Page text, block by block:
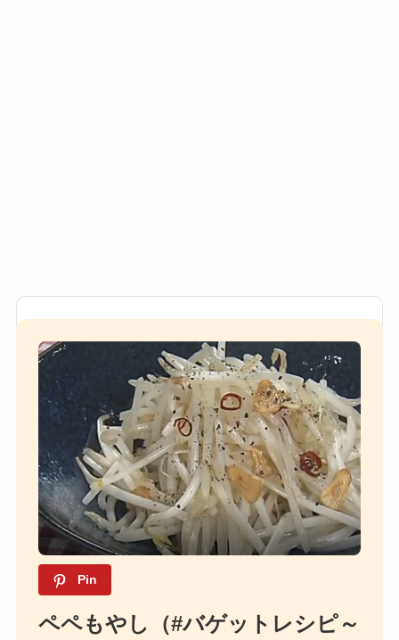
Pin
ペペもやし（#バゲットレシピ～